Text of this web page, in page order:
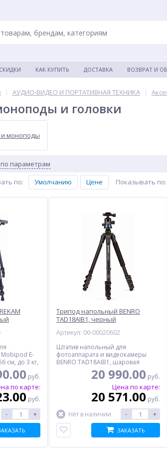
КАК КУПИТЬ ДОСТАВКА ВОЗВРАТ И
| АУДИО-ВИДЕО И ПОРТАТИВНАЯ ТЕХНИКА |
и головки
моноподы
параметрам
по: Умолчанию Цене Показывать по:
Mobipod E-
см, до 3 кг,
руб.
по карте:
руб.
- +
Трипод напольный BENRO
TAD18AIB1, черный
Артикул: 00-00020602
Штатив напольный для
фотоаппарата и видеокамеры
BENRO TAD18AIB1, шаровая
головка, 39-153 см, до 8 кг, черный
20 990.00 руб.
Цена по карте:
20 571.00 руб.
Нет в наличии
- +
ЗАКАЗАТЬ